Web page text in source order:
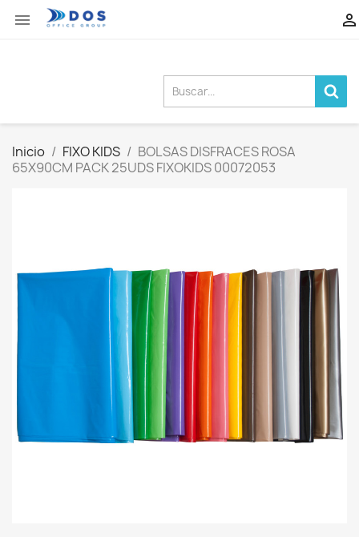
 
Inicio FIXO KIDS
BOLSAS DISFRACES ROSA
65X90CM PACK 25UDS FIXOKIDS 00072053